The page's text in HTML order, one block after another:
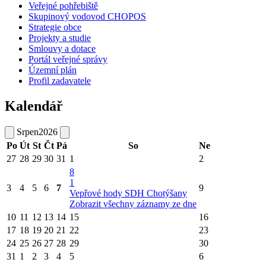
Veřejné pohřebiště
Skupinový vodovod CHOPOS
Strategie obce
Projekty a studie
Smlouvy a dotace
Portál veřejné správy
Územní plán
Profil zadavatele
Kalendář
Srpen2026
Po Út St Čt Pá So
Ne
27 28 29 30 31 1 2
3 4 5 6 7
8
1
Vepřové hody SDH Chotýšany
Zobrazit všechny záznamy ze dne
9
10 11 12 13 14 15
16
17 18 19 20 21 22
23
24 25 26 27 28 29
30
31 1 2 3 4 5 6